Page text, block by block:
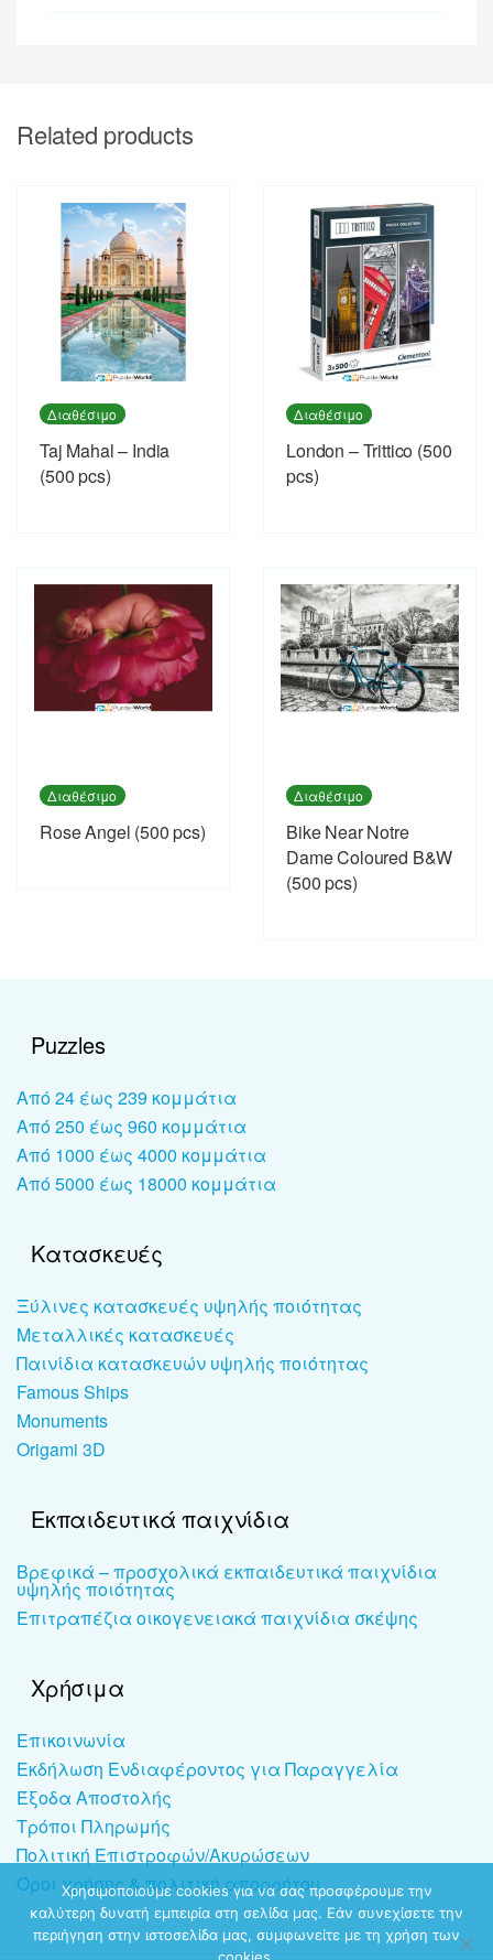
Related products
Διαθέσιμο
Taj Mahal – India
(500 pcs)
Διαθέσιμο
London – Trittico (500
pcs)
Διαθέσιμο
Rose Angel (500 pcs)
Διαθέσιμο
Bike Near Notre
Dame Coloured B&W
(500 pcs)
Puzzles
Από 24 έως 239 κομμάτια
Από 250 έως 960 κομμάτια
Από 1000 έως 4000 κομμάτια
Από 5000 έως 18000 κομμάτια
Κατασκευές
Ξύλινες κατασκευές υψηλής ποιότητας
Μεταλλικές κατασκευές
Παινίδια κατασκευών υψηλής ποιότητας
Famous Ships
Monuments
Origami 3D
Εκπαιδευτικά παιχνίδια
Βρεφικά – προσχολικά εκπαιδευτικά παιχνίδια
υψηλής ποιότητας
Επιτραπέζια οικογενειακά παιχνίδια σκέψης
Χρήσιμα
Επικοινωνία
Εκδήλωση Ενδιαφέροντος για Παραγγελία
Έξοδα Αποστολής
Τρόποι Πληρωμής
Πολιτική Επιστροφών/Ακυρώσεων
Όροι χρήσης & πολιτική απορρήτου
Χρησιμοποιούμε cookies για να σας προσφέρουμε την
καλύτερη δυνατή εμπειρία στη σελίδα μας. Εάν συνεχίσετε την
περιήγηση στην ιστοσελίδα μας, συμφωνείτε με τη χρήση των